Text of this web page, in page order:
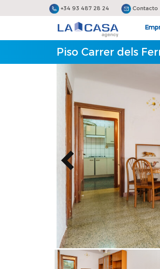
+34 93 487 28 24 Contacto
Piso Carrer dels